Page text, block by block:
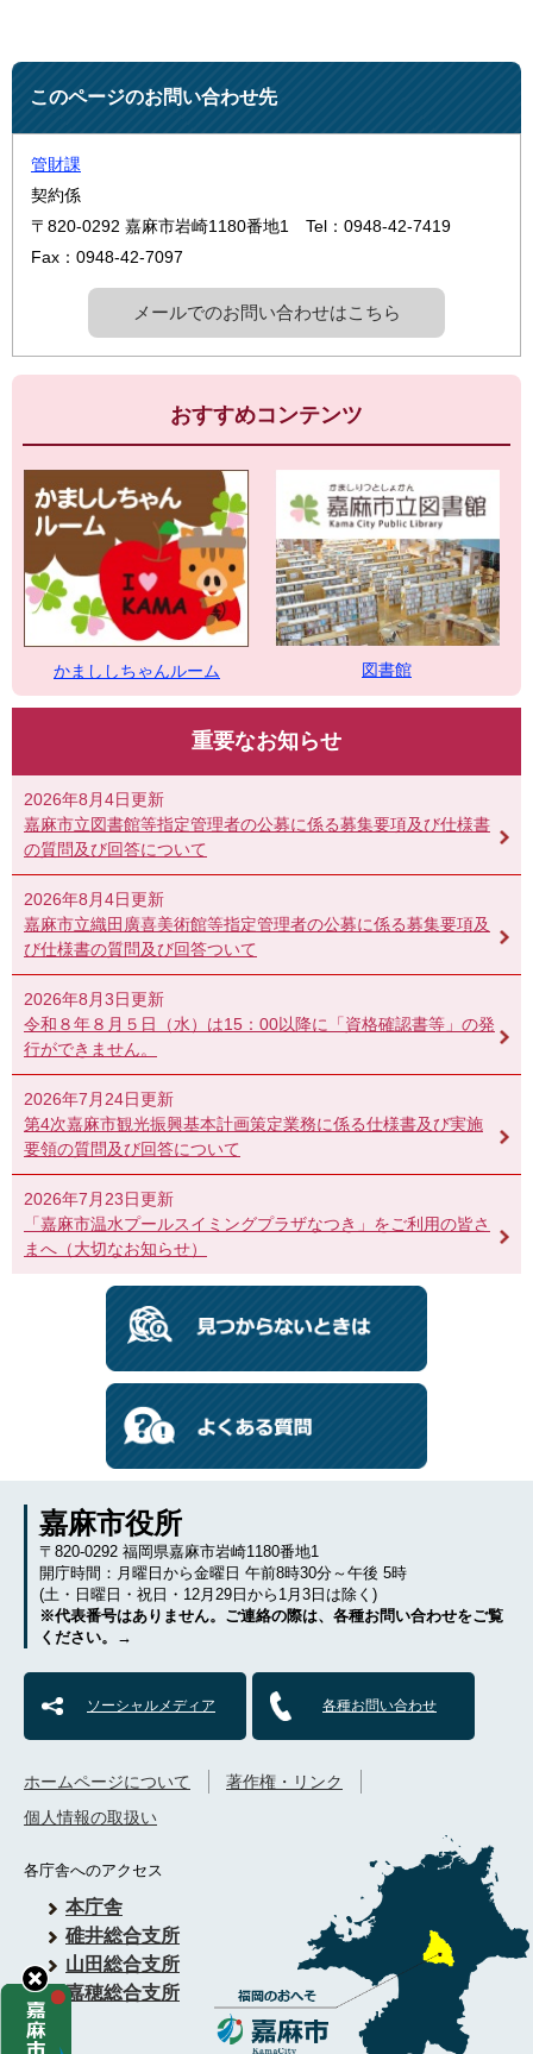
このページのお問い合わせ先
管財課
契約係
〒820-0292 嘉麻市岩崎1180番地1
Tel：0948-42-7419
Fax：0948-42-7097
メールでのお問い合わせはこちら
おすすめコンテンツ
かまししちゃんルーム 図書館
重要なお知らせ
2026年8月4日更新
嘉麻市立図書館等指定管理者の公募に係る募集要項及び仕様書
の質問及び回答について
2026年8月4日更新
嘉麻市立織田廣喜美術館等指定管理者の公募に係る募集要項及
び仕様書の質問及び回答ついて
2026年8月3日更新
令和８年８月５日（水）は15：00以降に「資格確認書等」の発
行ができません。
2026年7月24日更新
第4次嘉麻市観光振興基本計画策定業務に係る仕様書及び実施
要領の質問及び回答について
2026年7月23日更新
「嘉麻市温水プールスイミングプラザなつき」をご利用の皆さ
まへ（大切なお知らせ）
嘉麻市役所
〒820-0292 福岡県嘉麻市岩崎1180番地1
開庁時間：月曜日から金曜日 午前8時30分～午後 5時
(土・日曜日・祝日・12月29日から1月3日は除く)
※代表番号はありません。ご連絡の際は、各種お問い合わせをご覧
ください。→
ソーシャルメディア 各種お問い合わせ
各庁舎へのアクセス
本庁舎
碓井総合支所
山田総合支所
嘉穂総合支所
ホームページについて
著作権・リンク
個人情報の取扱い